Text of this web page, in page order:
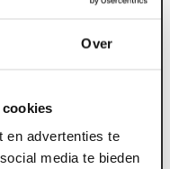
Over
en advertenties te
media te bieden